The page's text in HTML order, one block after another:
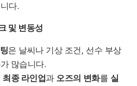
다.
및 변동성
은 날씨나 기상 조건, 선수 부상
가 많습니다.
최종 라인업과 오즈의 변화를 실